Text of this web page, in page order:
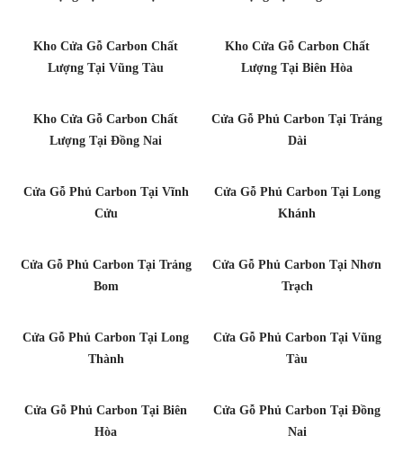
Kho Cửa Gỗ Carbon Chất
Lượng Tại Vũng Tàu
Kho Cửa Gỗ Carbon Chất
Lượng Tại Biên Hòa
Kho Cửa Gỗ Carbon Chất
Lượng Tại Đồng Nai
Cửa Gỗ Phủ Carbon Tại Trảng
Dài
Cửa Gỗ Phủ Carbon Tại Vĩnh
Cửu
Cửa Gỗ Phủ Carbon Tại Long
Khánh
Cửa Gỗ Phủ Carbon Tại Trảng
Bom
Cửa Gỗ Phủ Carbon Tại Nhơn
Trạch
Cửa Gỗ Phủ Carbon Tại Long
Thành
Cửa Gỗ Phủ Carbon Tại Vũng
Tàu
Cửa Gỗ Phủ Carbon Tại Biên
Hòa
Cửa Gỗ Phủ Carbon Tại Đồng
Nai